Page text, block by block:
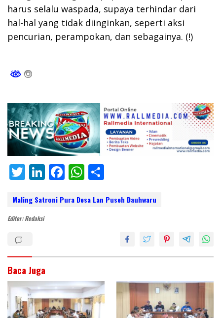
harus selalu waspada, supaya terhindar dari
hal-hal yang tidak diinginkan, seperti aksi
pencurian, perampokan, dan sebagainya. (!)
T
w
itt
er
Li
n
k
F
ac
e
W
h
at ar
Maling Satroni Pura Desa Lan Puseh Dauhwaru
Editor: Redaksi
Baca Juga